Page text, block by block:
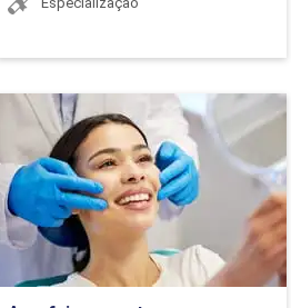
Aperfeiçoamento em
Reabilitação Oral
Detalhes do curso
Ir para Inscrição